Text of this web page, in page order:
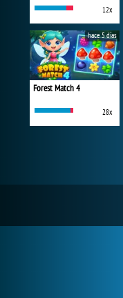
12x
Forest Match 4
28x
hace 5 días